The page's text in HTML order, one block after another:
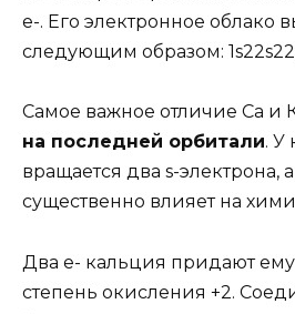
e-. Его электронное облако
следующим образом:
Самое важное отличие Са и
на последней орбитали. У
вращается два s-электрона,
существенно влияет на
Два e- кальция придают ему
степень окисления +2.